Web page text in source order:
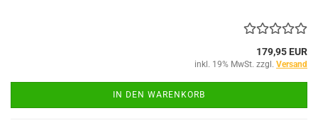
179,95 EUR
inkl. 19% MwSt. zzgl. Versand
IN DEN WARENKORB